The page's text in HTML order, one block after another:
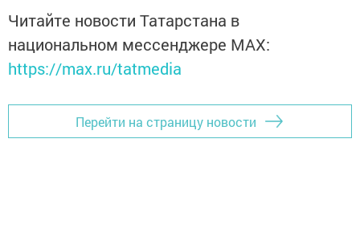
Читайте новости Татарстана в
национальном мессенджере MАХ:
https://max.ru/tatmedia
Перейти на страницу новости